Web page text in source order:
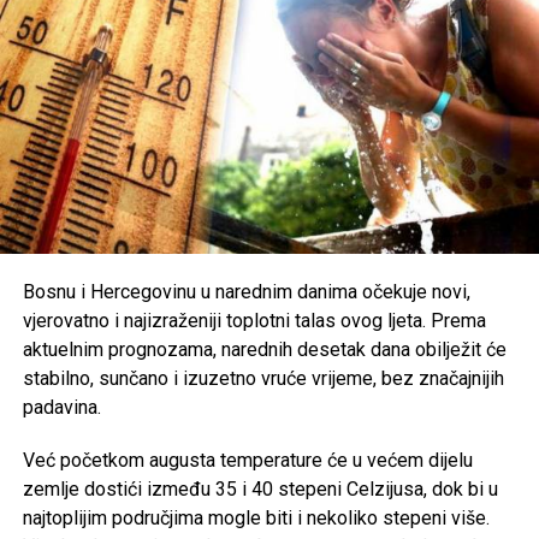
građane na dodatni oprez. Preporučuje se redovna
hidratacija, izbjegavanje boravka na otvorenom u
najtoplijem dijelu dana, nošenje lagane i svijetle odjeće te
zaštita od direktnog sunčevog zračenja.
Poseban oprez savjetuje sestarijim osobama, djeci,
hroničnim bolesnicima i svima koji rade na otvorenom,
uz preporuku da se pridržavaju savjeta ljekara i, ukoliko je
moguće, borave u rashlađenim prostorijama tokom
najtoplijeg dijela dana.
Share Post
Share
Tweet Share
Bosnu i Hercegovinu u narednim danima očekuje novi,
vjerovatno i najizraženiji toplotni talas ovog ljeta. Prema
aktuelnim prognozama, narednih desetak dana obilježit će
stabilno, sunčano i izuzetno vruće vrijeme, bez značajnijih
padavina.
Već početkom augusta temperature će u većem dijelu
zemlje dostići između 35 i 40 stepeni Celzijusa, dok bi u
najtoplijim područjima mogle biti i nekoliko stepeni više.